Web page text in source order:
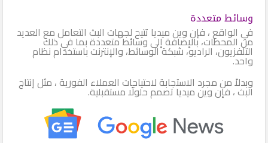
وسائط متعددة
في الواقع ، فإن وين ميديا تتيح لجهات البث التعامل مع العديد
من المحطات، بالإضافة إلى وسائط متعددة بما في ذلك
التلفزيون، الراديو، شبكة الوسائط، والإنترنت باستخدام نظام
واحد.
وبدلاً من مجرد الاستجابة لاحتياجات العملاء الفورية ، مثل إنتاج
البث ، فإن وين ميديا تصمم حلولًا مستقبلية.